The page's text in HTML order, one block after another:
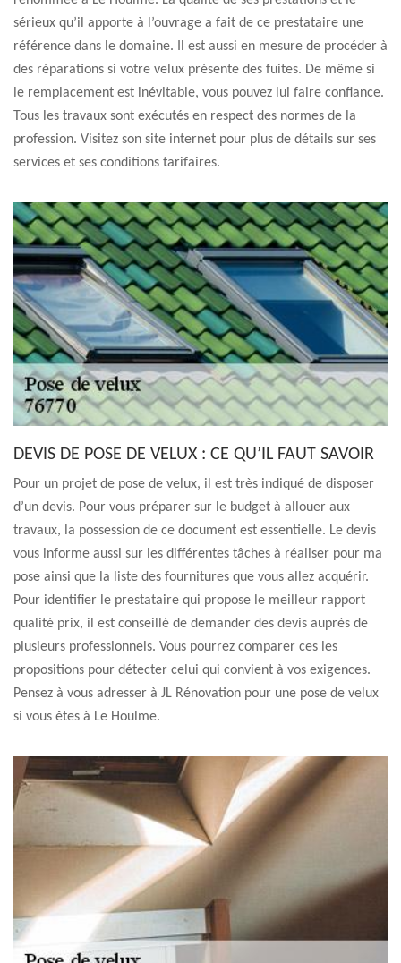
sérieux qu’il apporte à l’ouvrage a fait de ce prestataire une
référence dans le domaine. Il est aussi en mesure de procéder à
des réparations si votre velux présente des fuites. De même si
le remplacement est inévitable, vous pouvez lui faire confiance.
Tous les travaux sont exécutés en respect des normes de la
profession. Visitez son site internet pour plus de détails sur ses
services et ses conditions tarifaires.
DEVIS DE POSE DE VELUX : CE QU’IL FAUT SAVOIR
Pour un projet de pose de velux, il est très indiqué de disposer
d’un devis. Pour vous préparer sur le budget à allouer aux
travaux, la possession de ce document est essentielle. Le devis
vous informe aussi sur les différentes tâches à réaliser pour ma
pose ainsi que la liste des fournitures que vous allez acquérir.
Pour identifier le prestataire qui propose le meilleur rapport
qualité prix, il est conseillé de demander des devis auprès de
plusieurs professionnels. Vous pourrez comparer ces les
propositions pour détecter celui qui convient à vos exigences.
Pensez à vous adresser à JL Rénovation pour une pose de velux
si vous êtes à Le Houlme.